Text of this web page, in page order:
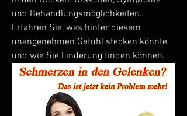
und Behandlungsmöglichkeiten.
Erfahren Sie, was hinter diesem
unangenehmen Gefühl stecken könnte
und wie Sie Linderung finden können.